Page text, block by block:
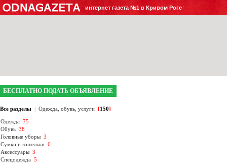
интернет газета №1 в Кривом Роге
БЕСПЛАТНО ПОДАТЬ ОБЪЯВЛЕНИЕ
Все разделы | Одежда, обувь, услуги [150]
Одежда 75
Обувь 38
Головные уборы 3
Сумки и кошельки 6
Аксессуары 3
Спецодежда 5